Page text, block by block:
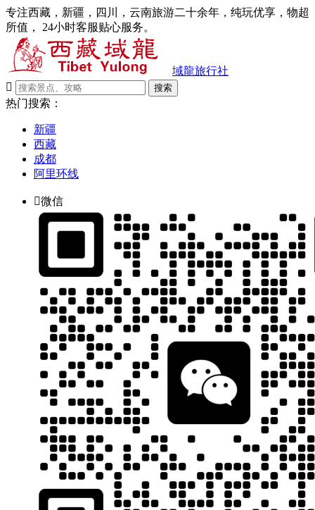
专注西藏，新疆，四川，云南旅游二十余年，纯玩优享，物超
所值， 24小时客服贴心服务。
域龍旅行社

搜索
热门搜索：
新疆
西藏
成都
阿里环线
微信